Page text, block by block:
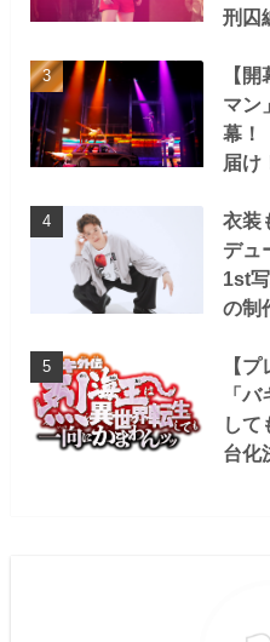
刑囚
【
マン
幕！
届け
衣装
デュ
1st
の制
【
「
して
台化